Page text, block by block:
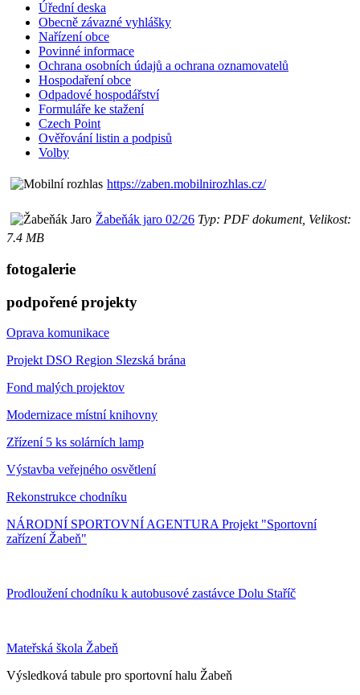
Úřední deska
Obecně závazné vyhlášky
Nařízení obce
Povinné informace
Ochrana osobních údajů a ochrana oznamovatelů
Hospodaření obce
Odpadové hospodářství
Formuláře ke stažení
Czech Point
Ověřování listin a podpisů
Volby
https://zaben.mobilnirozhlas.cz/
Žabeňák jaro 02/26 Typ: PDF dokument, Velikost:
7.4 MB
fotogalerie
podpořené projekty
Oprava komunikace
Projekt DSO Region Slezská brána
Fond malých projektov
Modernizace místní knihovny
Zřízení 5 ks solárních lamp
Výstavba veřejného osvětlení
Rekonstrukce chodníku
NÁRODNÍ SPORTOVNÍ AGENTURA Projekt "Sportovní
zařízení Žabeň"
Prodloužení chodníku k autobusové zastávce Dolu Staříč
Mateřská škola Žabeň
Výsledková tabule pro sportovní halu Žabeň